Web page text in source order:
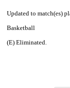
Updated to match(es)
Basketball
(E) Eliminated.